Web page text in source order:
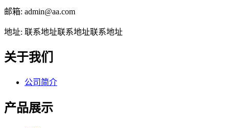
邮箱: admin@aa.com
地址: 联系地址联系地址联系地址
关于我们
公司简介
产品展示